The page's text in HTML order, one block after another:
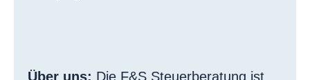
Über uns: Die F&S Steuerberatung ist